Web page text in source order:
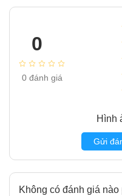
0
0đánh giá
Hình
Gửi
Không có đánh giá